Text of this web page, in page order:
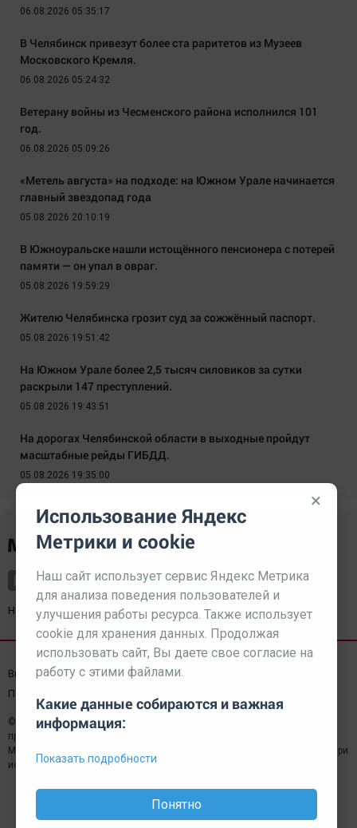
06.08.2026 05:35:17
В Челябинск привезут более ста раритетов из Музеев
Московского Кремля.
06.08.2026 05:24:32
Ветерану войны из Чесменского района исполнился 101
год.
06.08.2026 05:09:26
«Метель августа» на подходе: на Южном Урале начинается
главный звездопад года
05.08.2026 20:10:19
В Южноуральске нашли истощённого пенсионера с потерей
памяти — он упал в овраг.
05.08.2026 19:59:29
Жителю Челябинска грозит суд за сожжённый паспорт.
05.08.2026 19:51:42
На Южном Урале более 2,5 тысяч силовиков за сутки
раскрыли 147 преступлений.
05.08.2026 19:43:51
На дорогах Челябинской области в выходные пройдут
масштабные рейды ГИБДД.
05.08.2026 19:35:00
Наш партнерkurorty-sochi.ru
Выходные данные СМИ Реклама
Пользовательское соглашение
© 2026 МЕДИАЗАВОД — Сайт может содержать контент,
предназначенный для лиц 18+
Мнение редакции может не совпадать с мнением отдельных авторов.При
использовании материалов сайта ссылка обязательна.
×
Использование Яндекс
Метрики и cookie
Наш сайт использует сервис Яндекс Метрика
для анализа поведения пользователей и
улучшения работы ресурса. Также использует
cookie для хранения данных. Продолжая
использовать сайт, Вы даете свое согласие на
работу с этими файлами.
Какие данные собираются и важная
информация:
Показать подробности
Понятно